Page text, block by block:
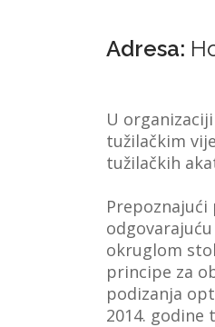
Adresa:
U
tužilačkim
tužilačkih
okruglom
principe za
podizanja
2014. godine